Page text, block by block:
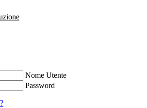
Nome Utente
Password